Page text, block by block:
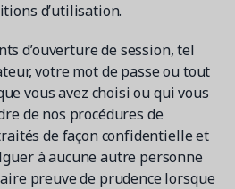
d’utilisation.
d’ouverture de session, tel
votre mot de passe ou tout
vous avez choisi ou qui vous
de nos procédures de
de façon confidentielle et
à aucune autre personne
preuve de prudence lorsque